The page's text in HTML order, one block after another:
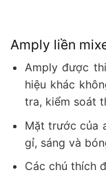
Amply liền
Amply được
hiệu khác
tra, kiểm soát
Mặt trước của
gỉ, sáng và
Các chú thích